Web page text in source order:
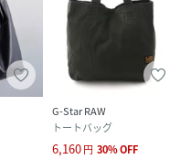
G-Star RAW
トートバッグ
6,160円 30%OFF